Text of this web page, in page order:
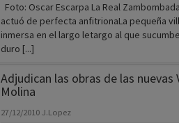
Foto: Oscar Escarpa La Real
actuó de perfecta anfitrionaLa pequeña
inmersa en el largo letargo al que
duro [...]
Adjudican las obras de las nuevas
Molina
27/12/2010 J.Lopez